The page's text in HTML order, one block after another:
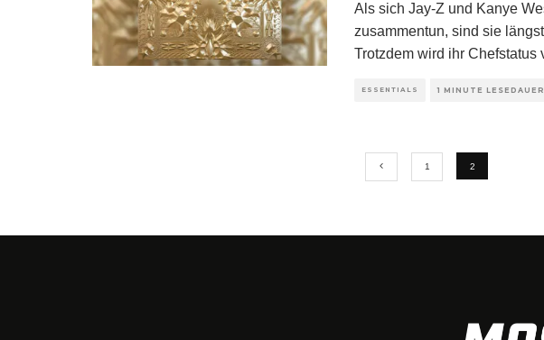
Als sich Jay-Z und Kanye
zusammentun, sind sie
Trotzdem wird ihr Chefstatus
ESSENTIALS 1 MINUTE LESEDAUER
1 2